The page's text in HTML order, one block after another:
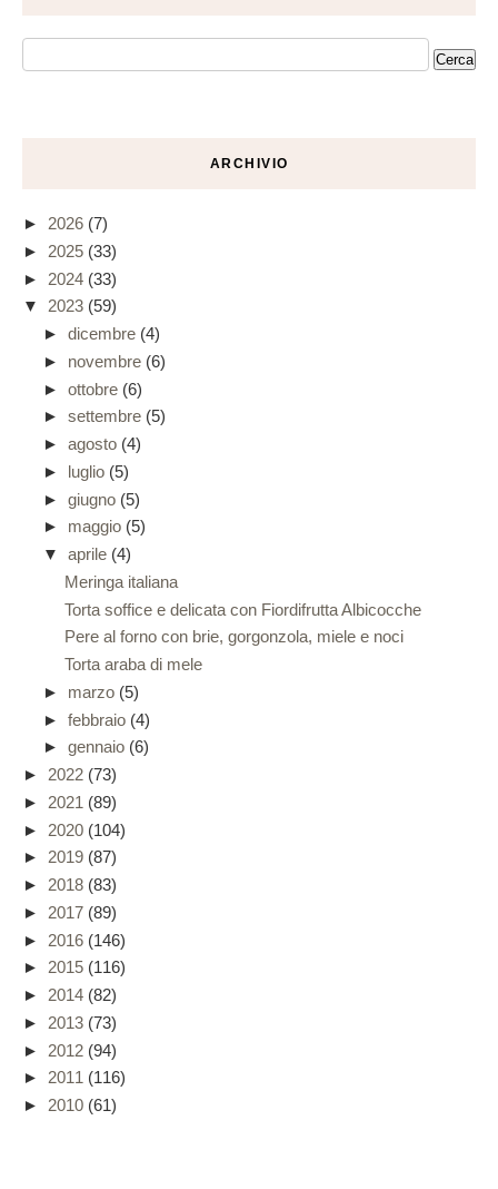
ARCHIVIO
► 2026 (7)
► 2025 (33)
► 2024 (33)
▼ 2023 (59)
► dicembre (4)
► novembre (6)
► ottobre (6)
► settembre (5)
► agosto (4)
► luglio (5)
► giugno (5)
► maggio (5)
▼ aprile (4)
Meringa italiana
Torta soffice e delicata con Fiordifrutta Albicocche
Pere al forno con brie, gorgonzola, miele e noci
Torta araba di mele
► marzo (5)
► febbraio (4)
► gennaio (6)
► 2022 (73)
► 2021 (89)
► 2020 (104)
► 2019 (87)
► 2018 (83)
► 2017 (89)
► 2016 (146)
► 2015 (116)
► 2014 (82)
► 2013 (73)
► 2012 (94)
► 2011 (116)
► 2010 (61)